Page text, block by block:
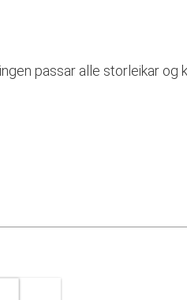
passar alle storleikar og